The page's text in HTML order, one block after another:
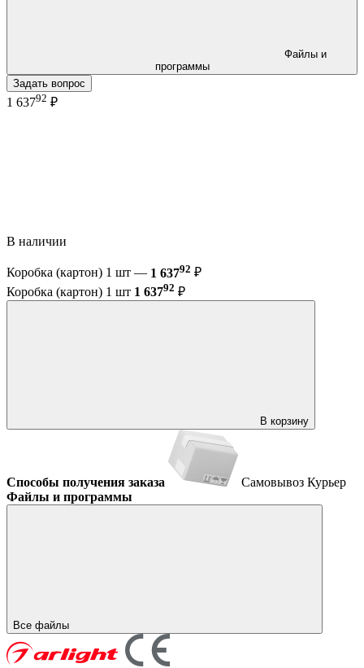
программы
Задать вопрос
1 63792 ₽
В наличии
Коробка (картон) 1 шт — 1 63792 ₽
Коробка (картон) 1 шт 1 63792 ₽
В корзину
Способы получения заказа Самовывоз Курьер
Файлы и программы
Все файлы